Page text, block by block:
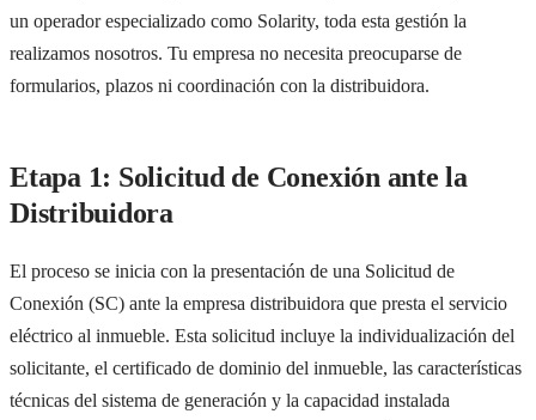
un operador especializado como Solarity, toda esta gestión la
realizamos nosotros. Tu empresa no necesita preocuparse de
formularios, plazos ni coordinación con la distribuidora.
Etapa 1: Solicitud de Conexión ante la
Distribuidora
El proceso se inicia con la presentación de una Solicitud de
Conexión (SC) ante la empresa distribuidora que presta el servicio
eléctrico al inmueble. Esta solicitud incluye la individualización del
solicitante, el certificado de dominio del inmueble, las características
técnicas del sistema de generación y la capacidad instalada